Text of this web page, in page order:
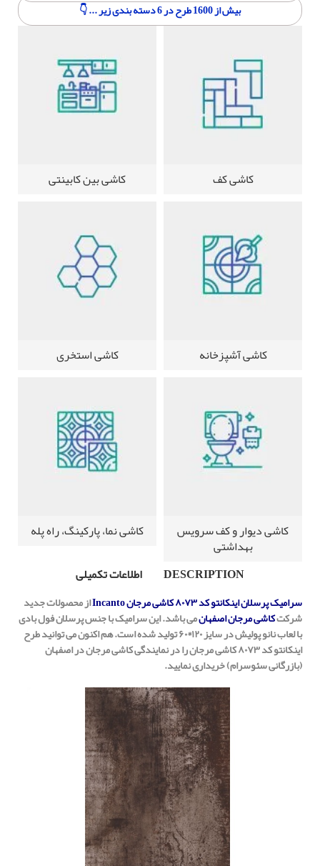
بیش از 1600 طرح در 6 دسته بندی زیر ... 👇
کاشی کف کاشی بین کابینتی
کاشی آشپزخانه کاشی استخری
کاشی دیوار و کف سرویس
بهداشتی
کاشی نما، پارکینگ، راه پله
DESCRIPTION
اطلاعات تکمیلی
سرامیک پرسلان اینکانتو کد ۸۰۷۳ کاشی مرجان Incanto از محصولات جدید
شرکتکاشی مرجان اصفهانمی باشد. این سرامیک با جنس پرسلان فول بادی
با لعاب نانو پولیش در سایز ۱۲۰*۶۰ تولید شده است. هم اکنون می توانید طرح
اینکانتو کد ۸۰۷۳ کاشی مرجان را در نمایندگی کاشی مرجان در اصفهان
(بازرگانی سئوسرام) خریداری نمایید.